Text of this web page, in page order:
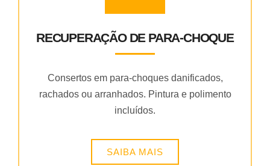
RECUPERAÇÃO DE PARA-CHOQUE
Consertos em para-choques danificados,
rachados ou arranhados. Pintura e polimento
incluídos.
SAIBA MAIS